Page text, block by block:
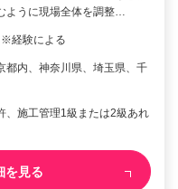
ように現場全体を調整…
経験による
都内、神奈川県、埼玉県、千
、施工管理1級または2級あれ
を見る